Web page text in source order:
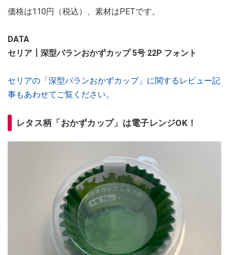
価格は110円（税込）、素材はPETです。
DATA
セリア┃深型バランおかずカップ 5号 22P フォント
セリアの「深型バランおかずカップ」に関するレビュー記
事もあわせてご覧ください。
レタス柄「おかずカップ」は電子レンジOK！